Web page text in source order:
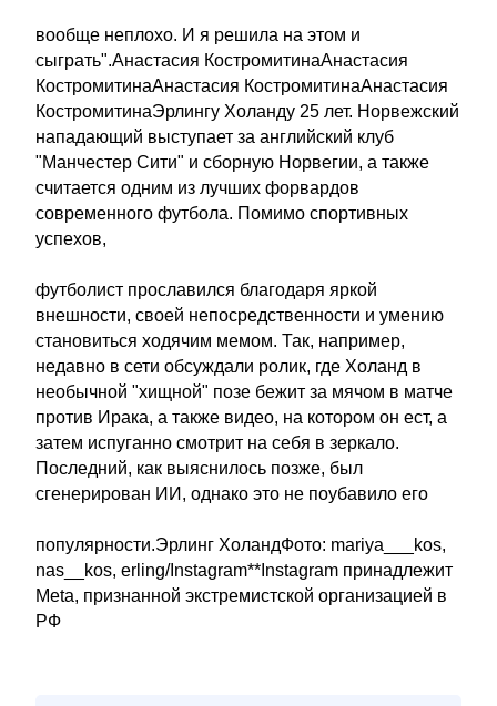
вообще неплохо. И я решила на этом и
сыграть".Анастасия КостромитинаАнастасия
КостромитинаАнастасия КостромитинаАнастасия
КостромитинаЭрлингу Холанду 25 лет. Норвежский
нападающий выступает за английский клуб
"Манчестер Сити" и сборную Норвегии, а также
считается одним из лучших форвардов
современного футбола. Помимо спортивных
успехов,
футболист прославился благодаря яркой
внешности, своей непосредственности и умению
становиться ходячим мемом. Так, например,
недавно в сети обсуждали ролик, где Холанд в
необычной "хищной" позе бежит за мячом в матче
против Ирака, а также видео, на котором он ест, а
затем испуганно смотрит на себя в зеркало.
Последний, как выяснилось позже, был
сгенерирован ИИ, однако это не поубавило его
популярности.Эрлинг ХоландФото: mariya___kos,
nas__kos, erling/Instagram**Instagram принадлежит
Meta, признанной экстремистской организацией в
РФ